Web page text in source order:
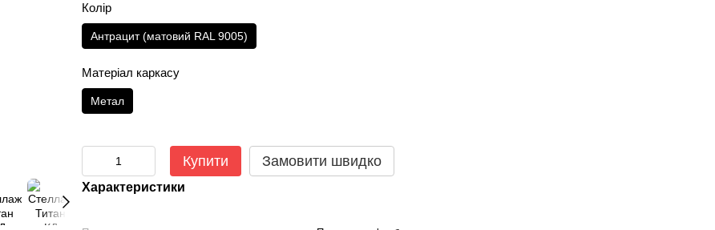
Колір
Антрацит (матовий RAL 9005)
Матеріал каркасу
Метал
Купити Замовити швидко
Характеристики